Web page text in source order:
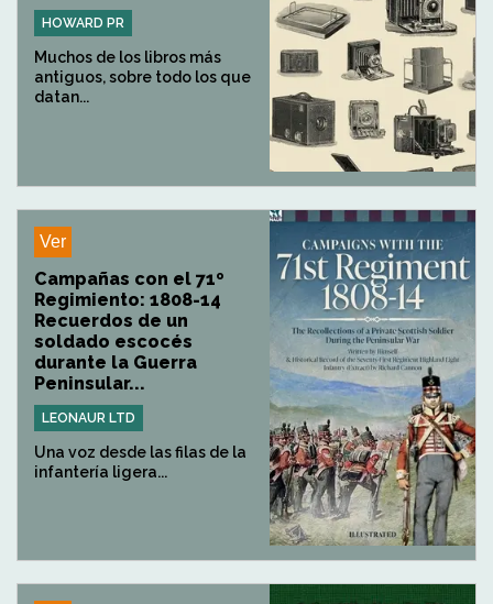
HOWARD PR
Muchos de los libros más
antiguos, sobre todo los que
datan...
Ver
Campañas con el 71º
Regimiento: 1808-14
Recuerdos de un
soldado escocés
durante la Guerra
Peninsular...
LEONAUR LTD
Una voz desde las filas de la
infantería ligera...